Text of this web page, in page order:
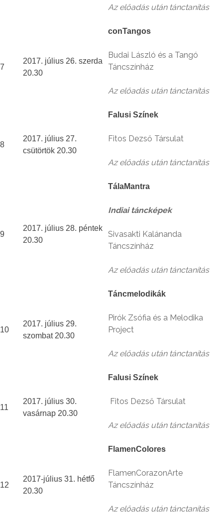
Az előadás után tánctanítás
7
2017. július 26. szerda
20.30
conTangos
Budai László és a Tangó
Táncszínház
Az előadás után tánctanítás
8
2017. július 27.
csütörtök 20.30
Falusi Színek
Fitos Dezső Társulat
Az előadás után tánctanítás
9
2017. július 28. péntek
20.30
TálaMantra
Indiai táncképek
Sivasakti Kalánanda
Táncszínház
Az előadás után tánctanítás
10
2017. július 29.
szombat 20.30
Táncmelodikák
Pirók Zsófia és a Melodika
Project
Az előadás után tánctanítás
11
2017. július 30.
vasárnap 20.30
Falusi Színek
Fitos Dezső Társulat
Az előadás után tánctanítás
12
2017-július 31. hétfő
20.30
FlamenColores
FlamenCorazonArte
Táncszínház
Az előadás után tánctanítás